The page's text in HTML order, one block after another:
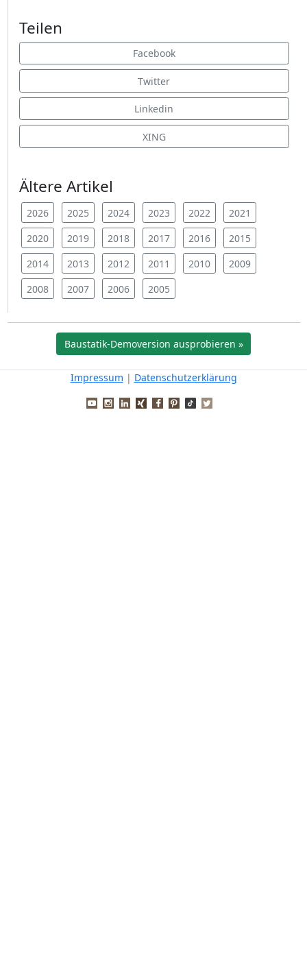
Teilen
Facebook
Twitter
Linkedin
XING
Ältere Artikel
2026 2025 2024 2023 2022
2021
2020
2019 2018 2017 2016
2015
2014
2013 2012 2011 2010
2009
2008
2007 2006 2005
Baustatik-Demoversion ausprobieren »
Impressum | Datenschutzerklärung